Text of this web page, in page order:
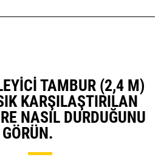
TAMBUR (2,4 M)
KARŞILAŞTIRILAN
NASIL DURDUĞUNU
GÖRÜN.